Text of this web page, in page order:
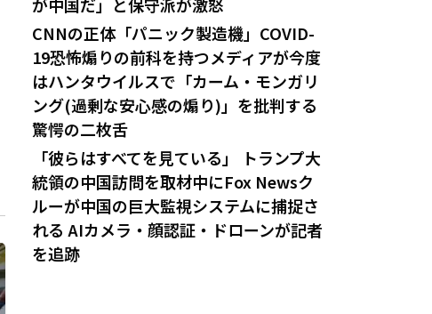
CNNの正体「パニック製造機」COVID-
19恐怖煽りの前科を持つメディアが今度
はハンタウイルスで「カーム・モンガリ
ング(過剰な安心感の煽り)」を批判する
驚愕の二枚舌
「彼らはすべてを見ている」 トランプ大
統領の中国訪問を取材中にFox Newsク
ルーが中国の巨大監視システムに捕捉さ
れる AIカメラ・顔認証・ドローンが記者
を追跡